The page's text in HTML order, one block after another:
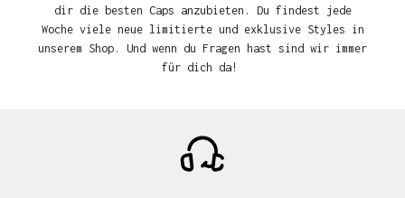
dir die besten Caps anzubieten. Du findest jede
Woche viele neue limitierte und exklusive Styles in
unserem Shop. Und wenn du Fragen hast sind wir immer
für dich da!